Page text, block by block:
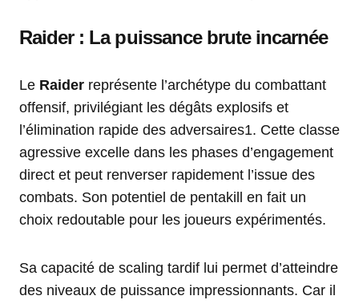
Raider : La puissance brute incarnée
Le Raider représente l’archétype du combattant
offensif, privilégiant les dégâts explosifs et
l’élimination rapide des adversaires1. Cette classe
agressive excelle dans les phases d’engagement
direct et peut renverser rapidement l’issue des
combats. Son potentiel de pentakill en fait un
choix redoutable pour les joueurs expérimentés.
Sa capacité de scaling tardif lui permet d’atteindre
des niveaux de puissance impressionnants. Car il